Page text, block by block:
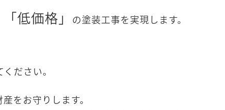
低価格」 の塗装工事を実現します。
ださい。
をお守りします。